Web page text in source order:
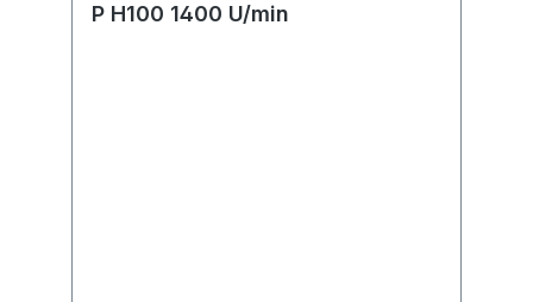
P H100 1400 U/min